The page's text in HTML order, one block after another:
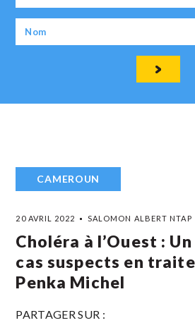
CAMEROUN
20 AVRIL 2022 SALOMON ALBERT NTAP
Choléra à l’Ouest :
cas suspects en
Penka Michel
PARTAGER SUR :